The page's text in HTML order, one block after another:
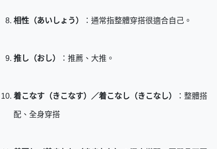
相性（あいしょう） ：通常指整體穿搭很適合自己。
推し（おし） ：推薦、大推。
着こなす（きこなす）／着こなし（きこなし） ：整體搭
配、全身穿搭